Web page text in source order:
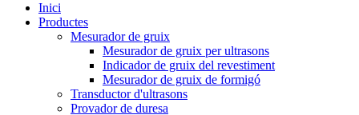
Inici
Productes
Mesurador de gruix
Mesurador de gruix per ultrasons
Indicador de gruix del revestiment
Mesurador de gruix de formigó
Transductor d'ultrasons
Provador de duresa